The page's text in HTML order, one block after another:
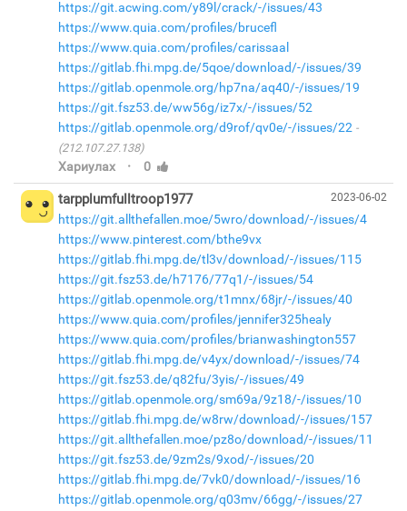
https://git.acwing.com/y89l/crack/-/issues/43
https://www.quia.com/profiles/brucefl
https://www.quia.com/profiles/carissaal
https://gitlab.fhi.mpg.de/5qoe/download/-/issues/39
https://gitlab.openmole.org/hp7na/aq40/-/issues/19
https://git.fsz53.de/ww56g/iz7x/-/issues/52
https://gitlab.openmole.org/d9rof/qv0e/-/issues/22
(212.107.27.138)
Хариулах · 0
2023-06-02
tarpplumfulltroop1977
https://git.allthefallen.moe/5wro/download/-/issues/4
https://www.pinterest.com/bthe9vx
https://gitlab.fhi.mpg.de/tl3v/download/-/issues/115
https://git.fsz53.de/h7176/77q1/-/issues/54
https://gitlab.openmole.org/t1mnx/68jr/-/issues/40
https://www.quia.com/profiles/jennifer325healy
https://www.quia.com/profiles/brianwashington557
https://gitlab.fhi.mpg.de/v4yx/download/-/issues/74
https://git.fsz53.de/q82fu/3yis/-/issues/49
https://gitlab.openmole.org/sm69a/9z18/-/issues/10
https://gitlab.fhi.mpg.de/w8rw/download/-/issues/157
https://git.allthefallen.moe/pz8o/download/-/issues/11
https://git.fsz53.de/9zm2s/9xod/-/issues/20
https://gitlab.fhi.mpg.de/7vk0/download/-/issues/16
https://gitlab.openmole.org/q03mv/66gg/-/issues/27